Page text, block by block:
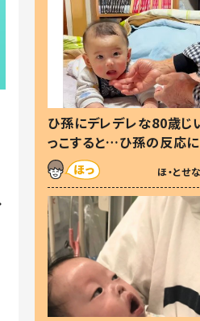
ひ孫にデレデレな80歳じ
っこすると…ひ孫の反応に
した」「可愛くて仕方ない」
ほ・とせ